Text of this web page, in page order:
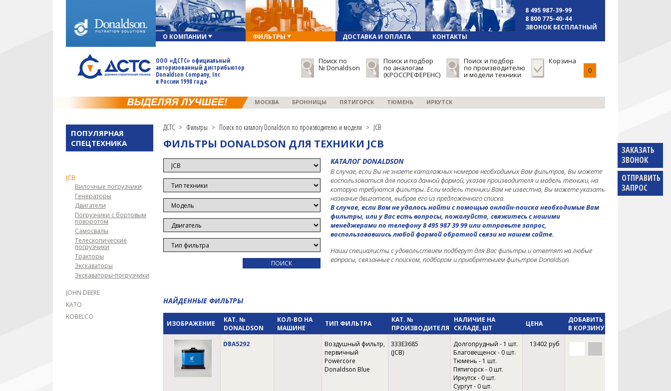
О КОМПАНИИ ФИЛЬТРЫ ДОСТАВКА И ОПЛАТА КОНТАКТЫ
8 495 987-39-99
8 800 775-40-44
ЗВОНОК БЕСПЛАТНЫЙ
ООО «ДСТС» официальный
авторизованный дистрибьютор
Donaldson Company, Inc
в России 1998 года
Поиск по
№ Donaldson
Поиск и подбор
по аналогам
(КРОССРЕФЕРЕНС)
Поиск и подбор
по производителю
и модели техники
Корзина
0
МОСКВА БРОННИЦЫ ПЯТИГОРСК ТЮМЕНЬ ИРКУТСК
ЗАКАЗАТЬ
ЗВОНОК
ОТПРАВИТЬ
ЗАПРОС
ПОПУЛЯРНАЯ
СПЕЦТЕХНИКА
BOMAG
CASE
CATERPILLAR
CHAMPION
CUMMINS
HAMM
HITACHI
HYUNDAI
JCB
Вилочные погрузчики
Генераторы
Двигатели
Погрузчики с бортовым
поворотом
Самосвалы
Телескопические
погрузчики
Тракторы
Экскаваторы
Экскаваторы-погрузчики
JOHN DEERE
KATO
KOBELCO
ДСТС > Фильтры > Поиск по каталогу Donaldson по производителю и модели > JCB
ФИЛЬТРЫ DONALDSON ДЛЯ ТЕХНИКИ JCB
КАТАЛОГ DONALDSON
В случае, если Вы не знаете каталожных номеров необходимых Вам фильтров, Вы можете
воспользоваться для поиска данной формой, указав производителя и модель техники, на
которую требуются фильтры. Если модель техники Вам не известна, Вы можете указать
название двигателя, выбрав его из предложенного списка.
В случае, если Вам не удалось найти с помощью онлайн-поиска необходимые Вам
фильтры, или у Вас есть вопросы, пожалуйста, свяжитесь с нашими
менеджерами по телефону 8 495 987 39 99 или отправьте запрос,
воспользовавшись любой формой обратной связи на нашем сайте.
Наши специалисты с удовольствием подберут для Вас фильтры и ответят на любые
вопросы, связанные с поиском, подбором и приобретением фильтров Donaldson.
НАЙДЕННЫЕ ФИЛЬТРЫ
ИЗОБРАЖЕНИЕ
КАТ. №
DONALDSON
КОЛ-ВО НА
МАШИНЕ
ТИП ФИЛЬТРА
КАТ. №
ПРОИЗВОДИТЕЛЯ
НАЛИЧИЕ НА
СКЛАДЕ, ШТ
ЦЕНА
ДОБАВИТЬ
В КОРЗИНУ
DBA5292
Воздушный фильтр,
первичный
Powercore
Donaldson Blue
333E3685
(JCB)
Долгопрудный - 1 шт.
Благовещенск - 0 шт.
Тюмень - 1 шт.
Пятигорск - 0 шт.
Иркутск - 0 шт.
Сургут - 0 шт.
13402 руб